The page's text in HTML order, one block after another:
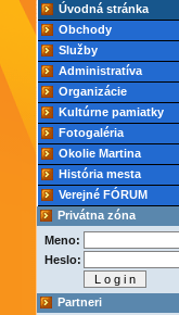
Úvodná stránka
Obchody
Služby
Administratíva
Organizácie
Kultúrne pamiatky
Fotogaléria
Okolie Martina
História mesta
Verejné FÓRUM
Privátna zóna
Meno:
Heslo:
Partneri